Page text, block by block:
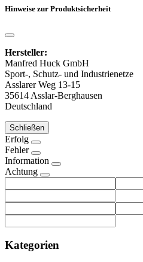
Hinweise zur Produktsicherheit
Hersteller:
Manfred Huck GmbH
Sport-, Schutz- und Industrienetze
Asslarer Weg 13-15
35614 Asslar-Berghausen
Deutschland
Schließen
Erfolg
Fehler
Information
Achtung
Kategorien